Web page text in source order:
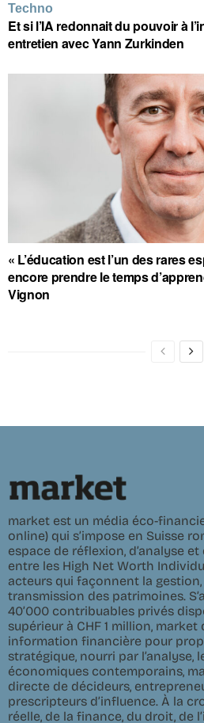
Techno
Et si l’IA redonnait du pouvoir à
entretien avec Yann Zurkinden
« L’éducation est l’un des rares
encore prendre le temps
Vignon
market est un média éco-
online) qui s’impose en Suisse
espace de réflexion, d’analyse
entre les High Net Worth
acteurs qui façonnent la
transmission des patrimoines.
40’000 contribuables privés
supérieur à CHF 1 million,
information financière pour
stratégique, nourri par l’analyse,
économiques contemporains,
directe de décideurs,
prescripteurs d’influence. À la
réelle, de la finance, du droit, de